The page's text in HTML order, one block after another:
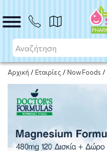
Αρχική /Εταιρίες /Now Foods /